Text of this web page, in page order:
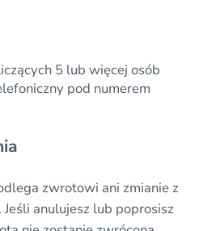
5 lub więcej osób
pod numerem
zwrotowi ani zmianie z
anulujesz lub poprosisz